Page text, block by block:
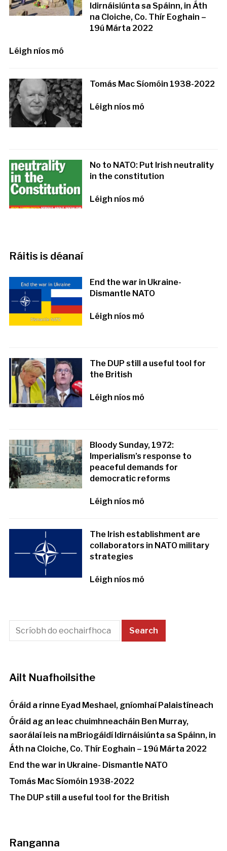
Idirnáisiúnta sa Spáinn, in Áth
na Cloiche, Co. Thír Eoghain –
19ú Márta 2022
Léigh níos mó
Tomás Mac Síomóin 1938-2022
Léigh níos mó
No to NATO: Put Irish neutrality
in the constitution
Léigh níos mó
Ráitis is déanaí
End the war in Ukraine-
Dismantle NATO
Léigh níos mó
The DUP still a useful tool for
the British
Léigh níos mó
Bloody Sunday, 1972:
Imperialism’s response to
peaceful demands for
democratic reforms
Léigh níos mó
The Irish establishment are
collaborators in NATO military
strategies
Léigh níos mó
Ailt Nuafhoilsithe
Óráid a rinne Eyad Meshael, gníomhaí Palaistíneach
Óráid ag an leac chuimhneacháin Ben Murray,
saorálaí leis na mBriogáidí Idirnáisiúnta sa Spáinn, in
Áth na Cloiche, Co. Thír Eoghain – 19ú Márta 2022
End the war in Ukraine- Dismantle NATO
Tomás Mac Síomóin 1938-2022
The DUP still a useful tool for the British
Ranganna